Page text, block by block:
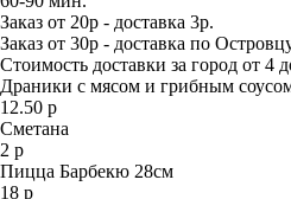
Заказ от 20р - доставка 3р.
Заказ от 30р - доставка по
Стоимость доставки за город от 4
Драники с мясом и грибным
12.50 р
Сметана
2 р
Пицца Барбекю 28см
18 р